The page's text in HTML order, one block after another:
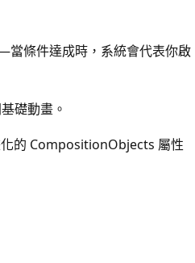
條件達成時，系統會代表你啟
礎動畫。
的 CompositionObjects 屬性